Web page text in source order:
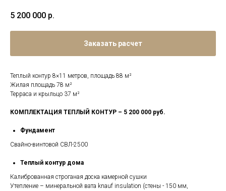
5 200 000 р.
Заказать расчет
Теплый контур 8×11 метров, площадь 88 м²
Жилая площадь 78 м²
Терраса и крыльцо 37 м²
КОМПЛЕКТАЦИЯ ТЕПЛЫЙ КОНТУР – 5 200 000 руб.
Фундамент
Свайно-винтовой СВЛ-2500
Теплый контур дома
Калиброванная строганая доска камерной сушки
Утепление – минеральной вата knauf insulation (стены - 150 мм,